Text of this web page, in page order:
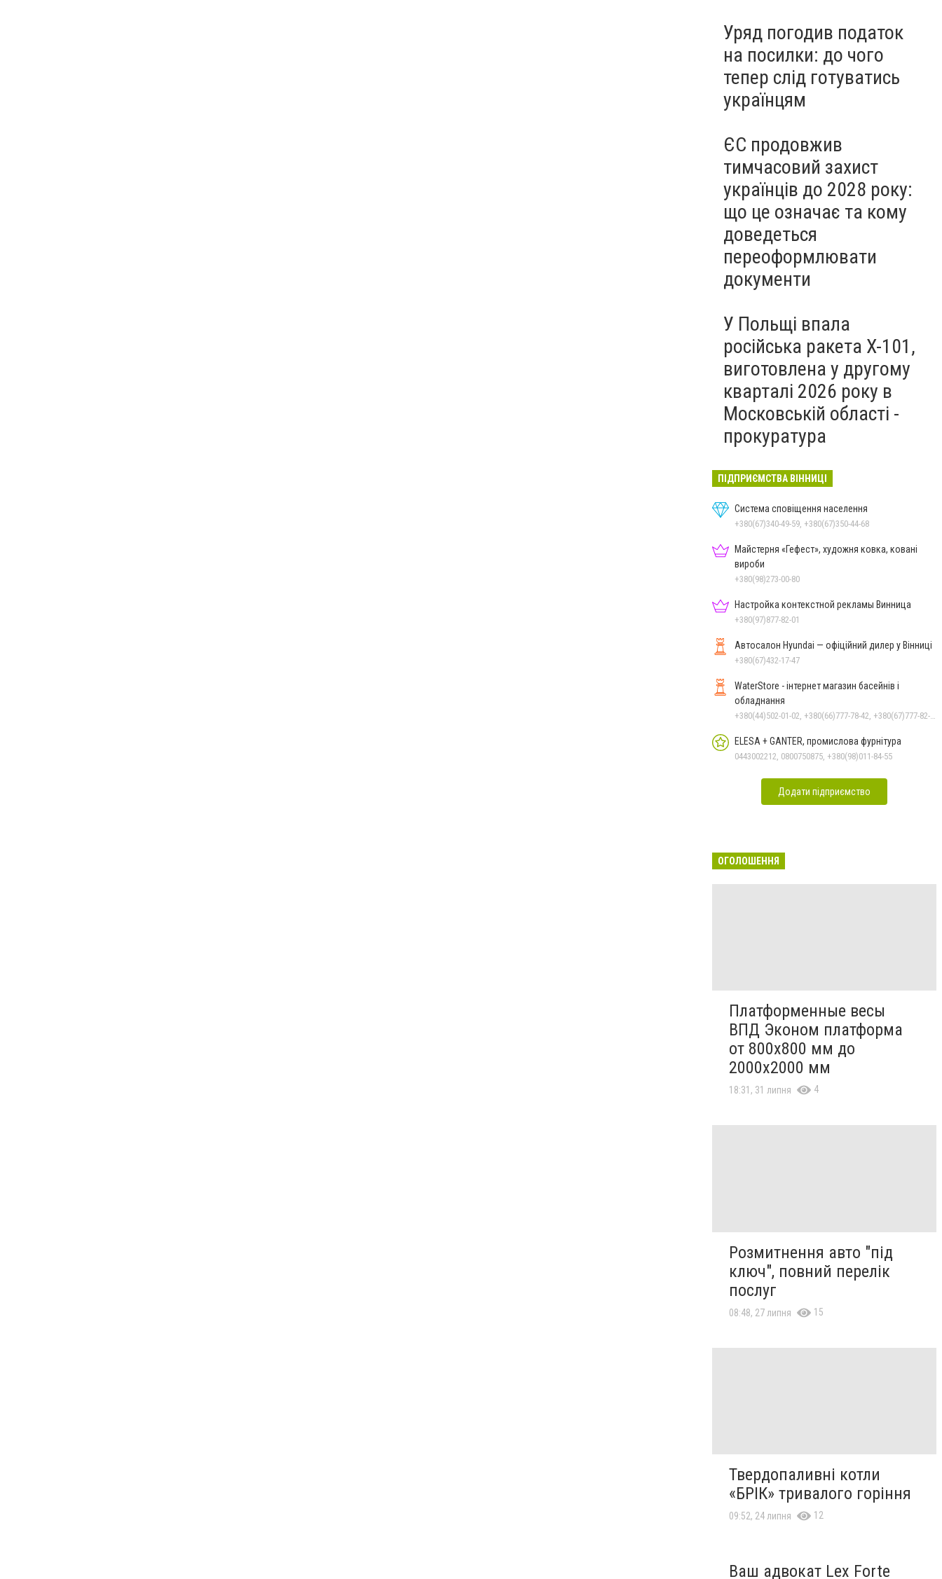
Уряд погодив податок
на посилки: до чого
тепер слід готуватись
українцям
ЄС продовжив
тимчасовий захист
українців до 2028 року:
що це означає та кому
доведеться
переоформлювати
документи
У Польщі впала
російська ракета X-101,
виготовлена у другому
кварталі 2026 року в
Московській області -
прокуратура
ПІДПРИЄМСТВА ВІННИЦІ
Система сповіщення населення
+380(67)340-49-59, +380(67)350-44-68
Майстерня «Гефест», художня ковка, ковані
вироби
+380(98)273-00-80
Настройка контекстной рекламы Винница
+380(97)877-82-01
Автосалон Hyundai — офіційний дилер у Вінниці
+380(67)432-17-47
WaterStore - інтернет магазин басейнів і
обладнання
+380(44)502-01-02, +380(66)777-78-42, +380(67)777-82-19, +380(67)890-80-80, +380(73)890-80-80, +380(44)502-01-03
ELESA + GANTER, промислова фурнітура
0443002212, 0800750875, +380(98)011-84-55
Додати підприємство
ОГОЛОШЕННЯ
Платформенные весы
ВПД Эконом платформа
от 800х800 мм до
2000х2000 мм
18:31, 31 липня 4
Розмитнення авто "під
ключ", повний перелік
послуг
08:48, 27 липня 15
Твердопаливні котли
«БРІК» тривалого горіння
09:52, 24 липня 12
Ваш адвокат Lex Forte